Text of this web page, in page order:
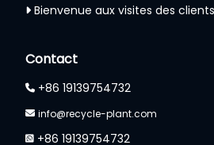
Bienvenue aux visites des clients
Contact
+86 19139754732
info@recycle-plant.com
+86 19139754732